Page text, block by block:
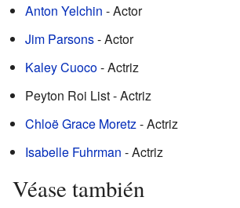
Anton Yelchin - Actor
Jim Parsons- Actor
Kaley Cuoco- Actriz
Peyton Roi List - Actriz
Chloë Grace Moretz - Actriz
Isabelle Fuhrman - Actriz
Véase también